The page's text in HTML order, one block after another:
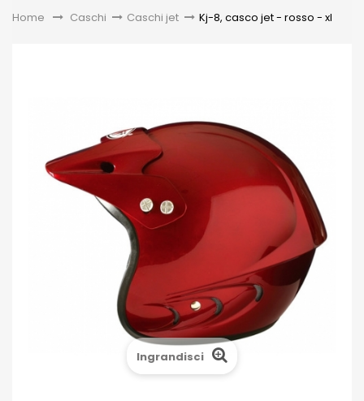
Home &gt;Caschi > Caschi jet > Kj-8, casco jet - rosso - xl
Ingrandisci